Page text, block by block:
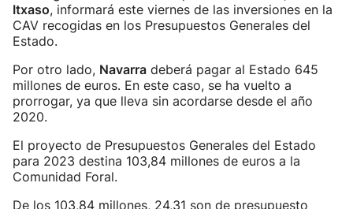
Itxaso, informará este viernes de las inversiones en la
CAV recogidas en los Presupuestos Generales del
Estado.
Por otro lado, Navarra deberá pagar al Estado 645
millones de euros. En este caso, se ha vuelto a
prorrogar, ya que lleva sin acordarse desde el año
2020.
El proyecto de Presupuestos Generales del Estado
para 2023 destina 103,84 millones de euros a la
Comunidad Foral.
De los 103,84 millones, 24,31 son de presupuesto